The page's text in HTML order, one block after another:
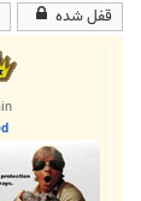
قفل شده